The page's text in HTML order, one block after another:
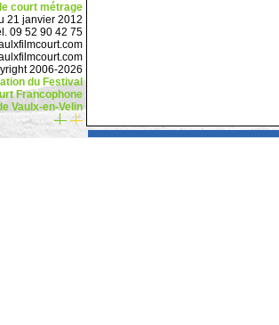
court métrage
21 janvier 2012
09 52 90 42 75
2006-2026
du Festival
Francophone
Vaulx-en-Velin